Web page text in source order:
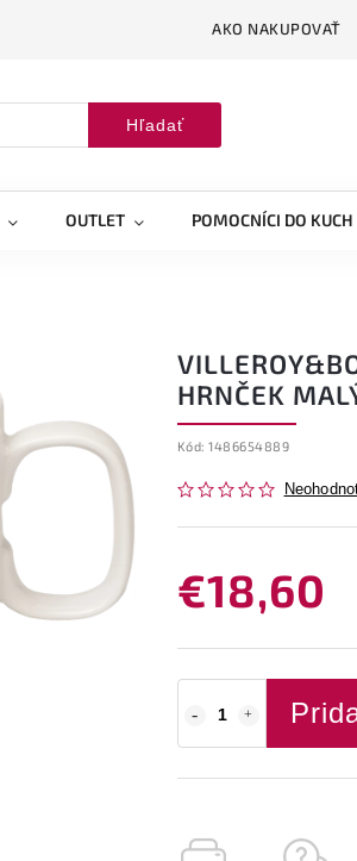
AKO NAKUPOVAŤ
Hľadať
OUTLET POMOCNÍCI DO
HRNČEK
Kód: 1486654889
€18,60